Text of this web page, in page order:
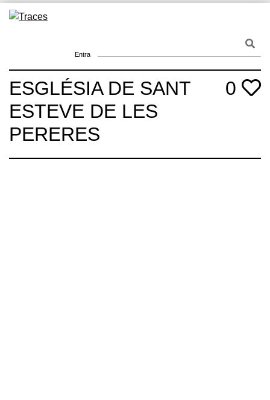
Skip
Entra
ESGLÉSIA DE SANT
ESTEVE DE LES
PERERES
0